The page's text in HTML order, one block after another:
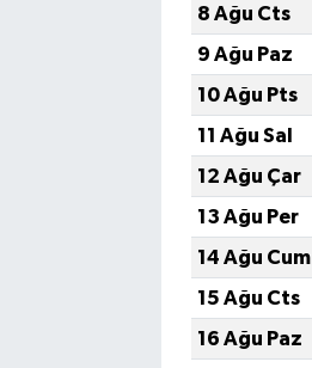
8 Ağu Cts
9 Ağu Paz
10 Ağu Pts
11 Ağu Sal
12 Ağu Çar
13 Ağu Per
14 Ağu Cum
15 Ağu Cts
16 Ağu Paz